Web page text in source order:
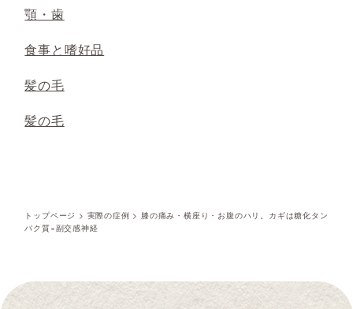
顎・歯
食事と嗜好品
髪の毛
髪の毛
トップページ > 実際の症例 > 膝の痛み・横座り・お腹のハリ。カギは糖化タン
パク質×副交感神経